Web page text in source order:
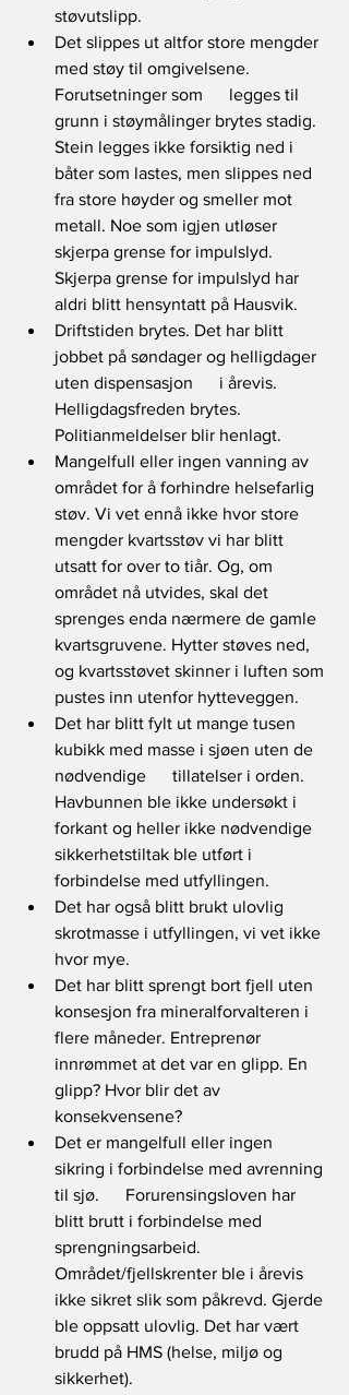
støvutslipp.
Det slippes ut altfor store mengder
med støy til omgivelsene.
Forutsetninger som      legges til
grunn i støymålinger brytes stadig.
Stein legges ikke forsiktig ned i
båter som lastes, men slippes ned
fra store høyder og smeller mot
metall. Noe som igjen utløser
skjerpa grense for impulslyd.
Skjerpa grense for impulslyd har
aldri blitt hensyntatt på Hausvik.
Driftstiden brytes. Det har blitt
jobbet på søndager og helligdager
uten dispensasjon      i årevis.
Helligdagsfreden brytes.
Politianmeldelser blir henlagt.
Mangelfull eller ingen vanning av
området for å forhindre helsefarlig
støv. Vi vet ennå ikke hvor store
mengder kvartsstøv vi har blitt
utsatt for over to tiår. Og, om
området nå utvides, skal det
sprenges enda nærmere de gamle
kvartsgruvene. Hytter støves ned,
og kvartsstøvet skinner i luften som
pustes inn utenfor hytteveggen.
Det har blitt fylt ut mange tusen
kubikk med masse i sjøen uten de
nødvendige      tillatelser i orden.
Havbunnen ble ikke undersøkt i
forkant og heller ikke nødvendige
sikkerhetstiltak ble utført i
forbindelse med utfyllingen.
Det har også blitt brukt ulovlig
skrotmasse i utfyllingen, vi vet ikke
hvor mye.
Det har blitt sprengt bort fjell uten
konsesjon fra mineralforvalteren i
flere måneder. Entreprenør
innrømmet at det var en glipp. En
glipp? Hvor blir det av
konsekvensene?
Det er mangelfull eller ingen
sikring i forbindelse med avrenning
til sjø.      Forurensingsloven har
blitt brutt i forbindelse med
sprengningsarbeid.
Området/fjellskrenter ble i årevis
ikke sikret slik som påkrevd. Gjerde
ble oppsatt ulovlig. Det har vært
brudd på HMS (helse, miljø og
sikkerhet).